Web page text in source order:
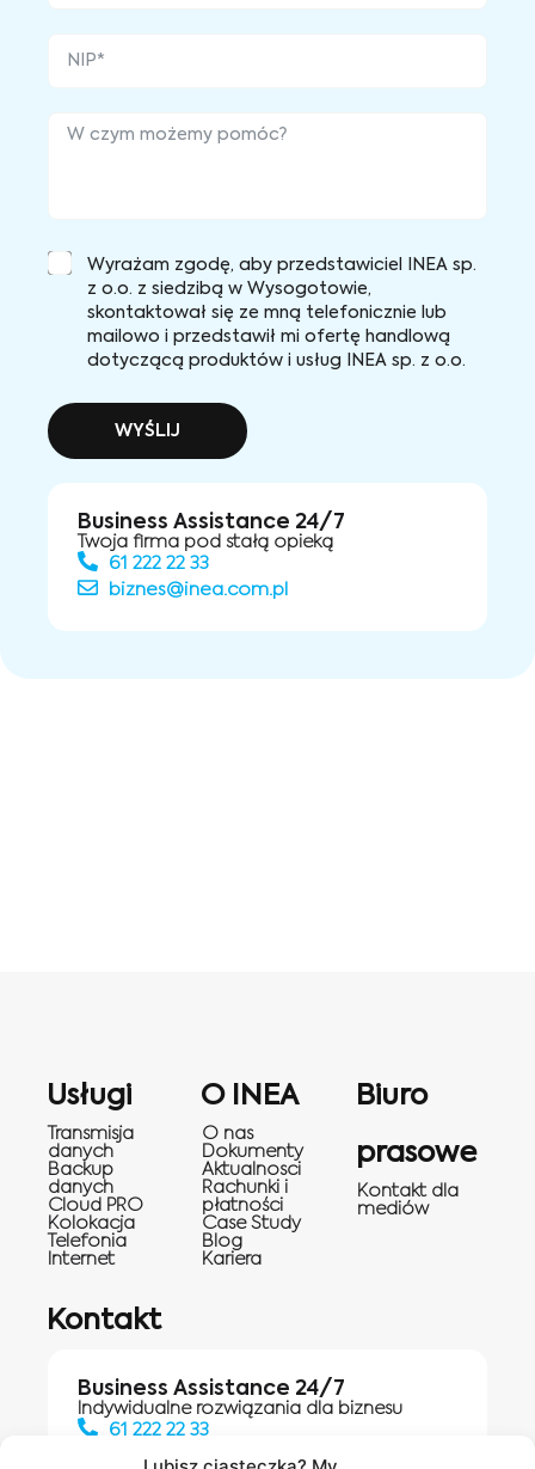
Wyrażam zgodę, aby przedstawiciel INEA sp.
z o.o. z siedzibą w Wysogotowie,
skontaktował się ze mną telefonicznie lub
mailowo i przedstawił mi ofertę handlową
dotyczącą produktów i usług INEA sp. z o.o.
WYŚLIJ
Business Assistance 24/7
Twoja firma pod stałą opieką
61 222 22 33
biznes@inea.com.pl
Usługi
Transmisja
danych
Backup
danych
Cloud PRO
Kolokacja
Telefonia
Internet
O INEA
O nas
Dokumenty
Aktualnosci
Rachunki i
płatności
Case Study
Blog
Kariera
Biuro
prasowe
Kontakt dla
mediów
Kontakt
Business Assistance 24/7
Indywidualne rozwiązania dla biznesu
61 222 22 33